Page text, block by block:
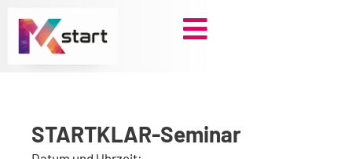
Inhalt
springen
STARTKLAR-Seminar